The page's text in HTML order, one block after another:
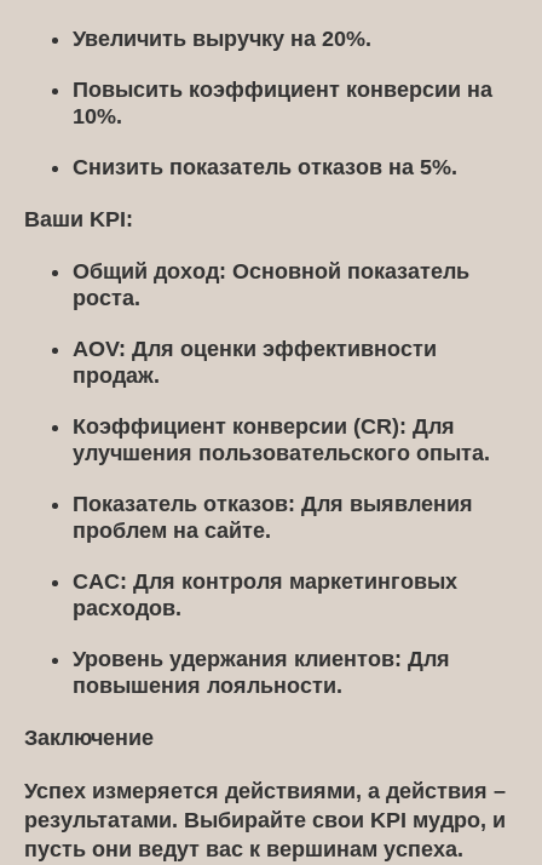
Увеличить выручку на 20%.
Повысить коэффициент конверсии на
10%.
Снизить показатель отказов на 5%.
Ваши KPI:
Общий доход: Основной показатель
роста.
AOV: Для оценки эффективности
продаж.
Коэффициент конверсии (CR): Для
улучшения пользовательского опыта.
Показатель отказов: Для выявления
проблем на сайте.
CAC: Для контроля маркетинговых
расходов.
Уровень удержания клиентов: Для
повышения лояльности.
Заключение
Успех измеряется действиями, а действия –
результатами. Выбирайте свои KPI мудро, и
пусть они ведут вас к вершинам успеха.